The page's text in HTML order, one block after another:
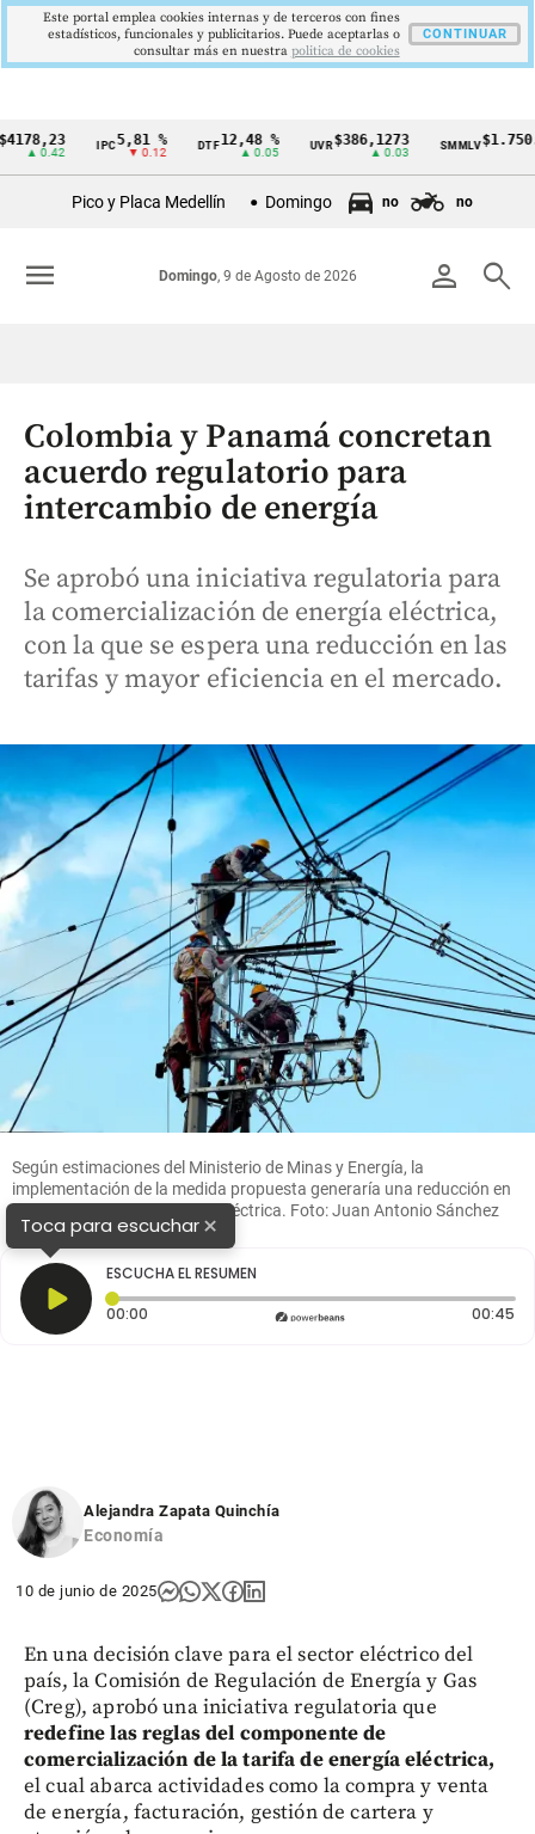
Cintillo
Colombia
IPC 5,81 %
▼ 0.12
DTF 12,48 %
▲ 0.05
UVR $386,1273
▲ 0.03
SMMLV$1.750.905
Pico y Placa Medellín Domingo no no
person search
Domingo, 9 de Agosto de 2026
menu
Colombia y Panamá concretan
acuerdo regulatorio para
intercambio de energía
Se aprobó una iniciativa regulatoria para
la comercialización de energía eléctrica,
con la que se espera una reducción en las
tarifas y mayor eficiencia en el mercado.
Según estimaciones del Ministerio de Minas y Energía, la
implementación de la medida propuesta generaría una reducción en
la tarifa nacional de energía eléctrica. Foto: Juan Antonio Sánchez
Toca para escuchar×
ESCUCHA EL RESUMEN
00:00 Tiempo transcurrido: 0 segundos 00:45
Alejandra Zapata Quinchía
Economía
10 de junio de 2025
En una decisión clave para el sector eléctrico del
país, la Comisión de Regulación de Energía y Gas
(Creg), aprobó una iniciativa regulatoria que
redefine las reglas del componente de
comercialización de la tarifa de energía eléctrica,
el cual abarca actividades como la compra y venta
de energía, facturación, gestión de cartera y
Este portal emplea cookies internas y de terceros con fines
estadísticos, funcionales y publicitarios. Puede aceptarlas o
consultar más en nuestra politica de cookies
CONTINUAR